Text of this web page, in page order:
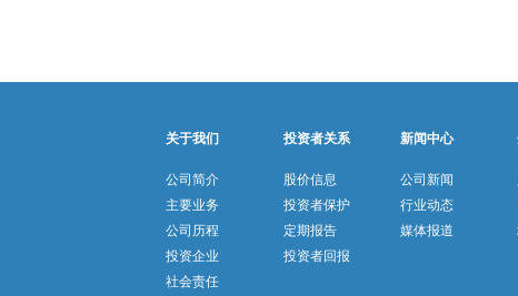
关于我们
公司简介
主要业务
公司历程
投资企业
社会责任
投资者关系
股价信息
投资者保护
定期报告
投资者回报
新闻中心
公司新闻
行业动态
媒体报道